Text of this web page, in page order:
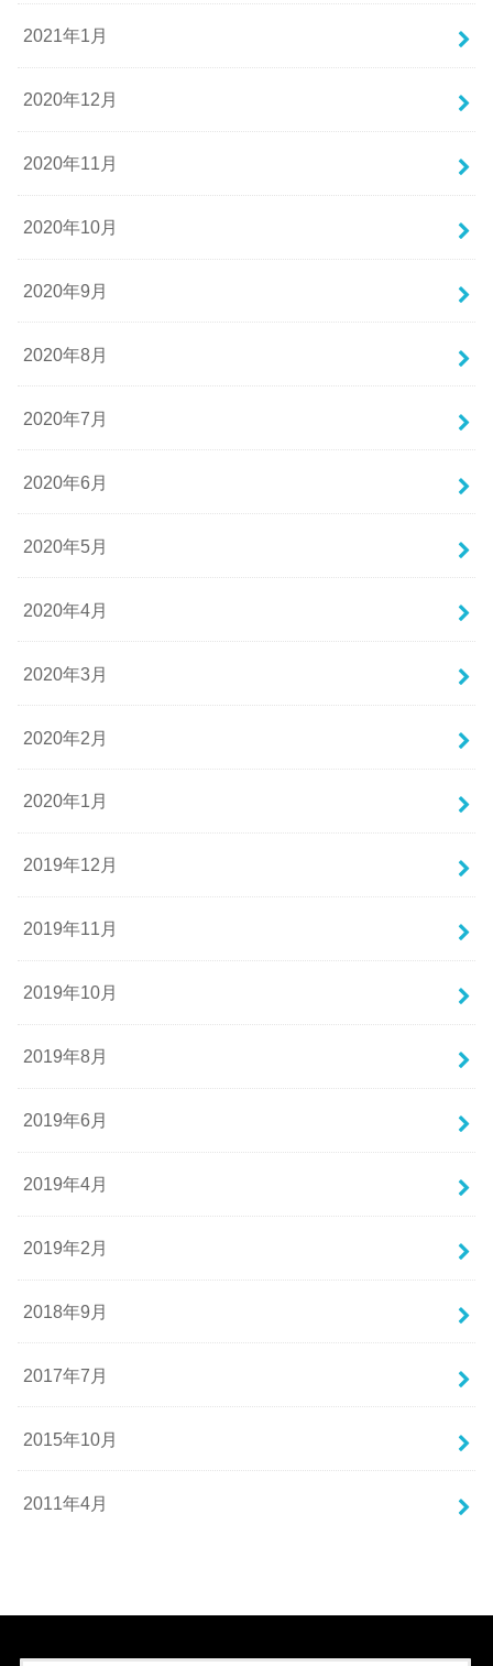
2021年1月
2020年12月
2020年11月
2020年10月
2020年9月
2020年8月
2020年7月
2020年6月
2020年5月
2020年4月
2020年3月
2020年2月
2020年1月
2019年12月
2019年11月
2019年10月
2019年8月
2019年6月
2019年4月
2019年2月
2018年9月
2017年7月
2015年10月
2011年4月